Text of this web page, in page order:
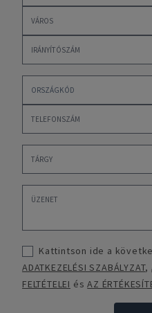
Kattintson ide a
ADATKEZELÉSI SZABÁLYZAT,
FELTÉTELEI ésAZ